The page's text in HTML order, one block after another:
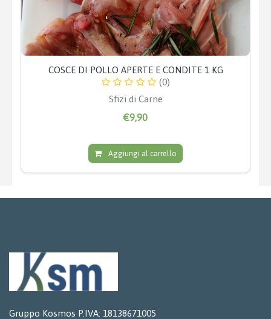
COSCE DI POLLO APERTE E CONDITE 1 KG
(0)
Sfizi di Carne
€9,90
Aggiungi al carrello
Gruppo Kosmos P.IVA: 18138671005